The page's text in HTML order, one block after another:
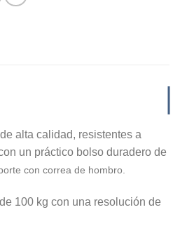
alta calidad, resistentes a
un práctico bolso duradero de
con correa de hombro.
100 kg con una resolución de